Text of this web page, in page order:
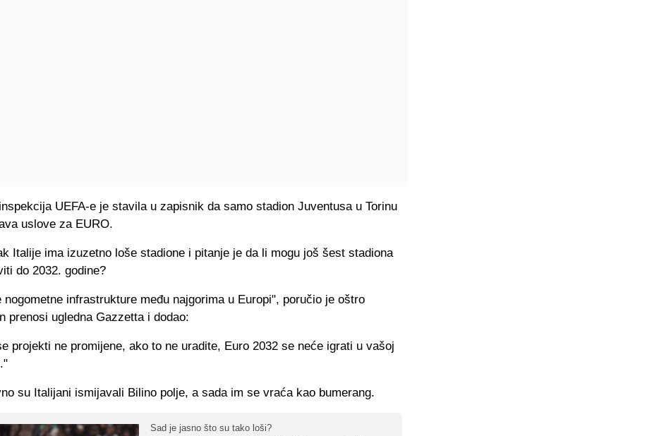
UEFA-e je stavila u zapisnik da samo stadion Juventusa u Torinu
uslove za EURO.
Italije ima izuzetno loše stadione i pitanje je da li mogu još šest stadiona
do 2032. godine?
nogometne infrastrukture među najgorima u Europi", poručio je oštro
prenosi ugledna Gazzetta i dodao:
projekti ne promijene, ako to ne uradite, Euro 2032 se neće igrati u vašoj
su Italijani ismijavali Bilino polje, a sada im se vraća kao bumerang.
Sad je jasno što su tako loši?